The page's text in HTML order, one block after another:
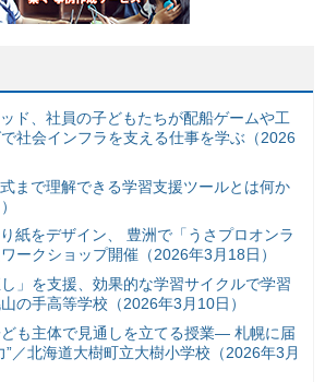
ド、社員の子どもたちが配船ゲームや工
社会インフラを支える仕事を学ぶ（2026
式まで理解できる学習支援ツールとは何か
紙をデザイン、 豊洲で「うさプロオンラ
ークショップ開催（2026年3月18日）
」を支援、効果的な学習サイクルで学習
の手高等学校（2026年3月10日）
も主体で見通しを立てる授業— 札幌に届
”／北海道大樹町立大樹小学校（2026年3月